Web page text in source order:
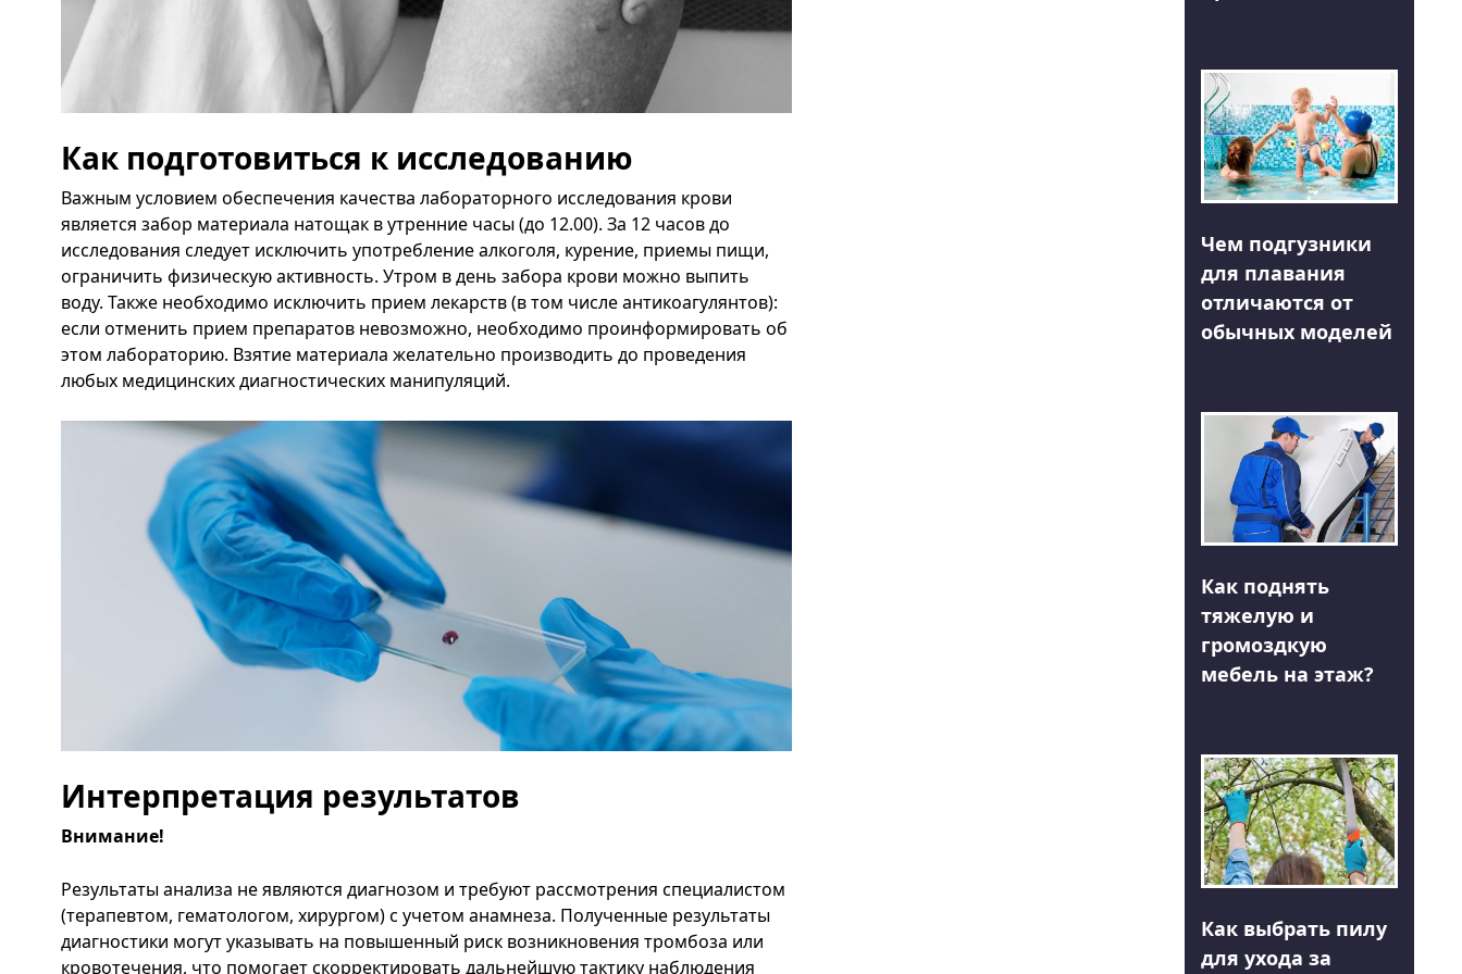
Как подготовиться к исследованию
Важным условием обеспечения качества лабораторного исследования крови
является забор материала натощак в утренние часы (до 12.00). За 12 часов до
исследования следует исключить употребление алкоголя, курение, приемы пищи,
ограничить физическую активность. Утром в день забора крови можно выпить
воду. Также необходимо исключить прием лекарств (в том числе антикоагулянтов):
если отменить прием препаратов невозможно, необходимо проинформировать об
этом лабораторию. Взятие материала желательно производить до проведения
любых медицинских диагностических манипуляций.
Интерпретация результатов
Внимание!
Результаты анализа не являются диагнозом и требуют рассмотрения специалистом
(терапевтом, гематологом, хирургом) с учетом анамнеза. Полученные результаты
диагностики могут указывать на повышенный риск возникновения тромбоза или
кровотечения, что помогает скорректировать дальнейшую тактику наблюдения
Чем подгузники
для плавания
отличаются от
обычных моделей
Как поднять
тяжелую и
громоздкую
мебель на этаж?
Как выбрать пилу
для ухода за